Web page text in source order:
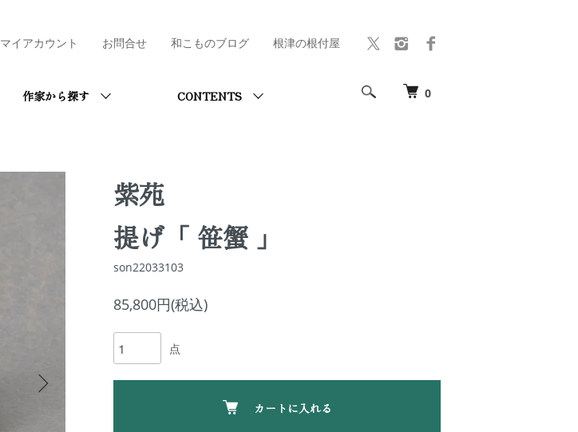
0
作家から探す CONTENTS
マイアカウント お問合せ 和こものブログ 根津の根付屋
紫苑
提げ「 笹蟹 」
son22033103
85,800円(税込)
点
カートに入れる